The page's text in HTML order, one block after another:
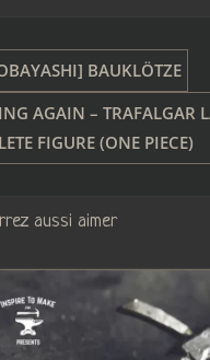
BAUKLÖTZE
AGAIN – TRAFALGAR
FIGURE (ONE PIECE)
aussi aimer